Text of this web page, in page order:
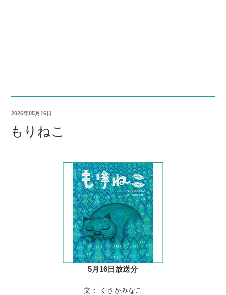
2026年05月16日
もりねこ
5月16日放送分
文： くさかみなこ